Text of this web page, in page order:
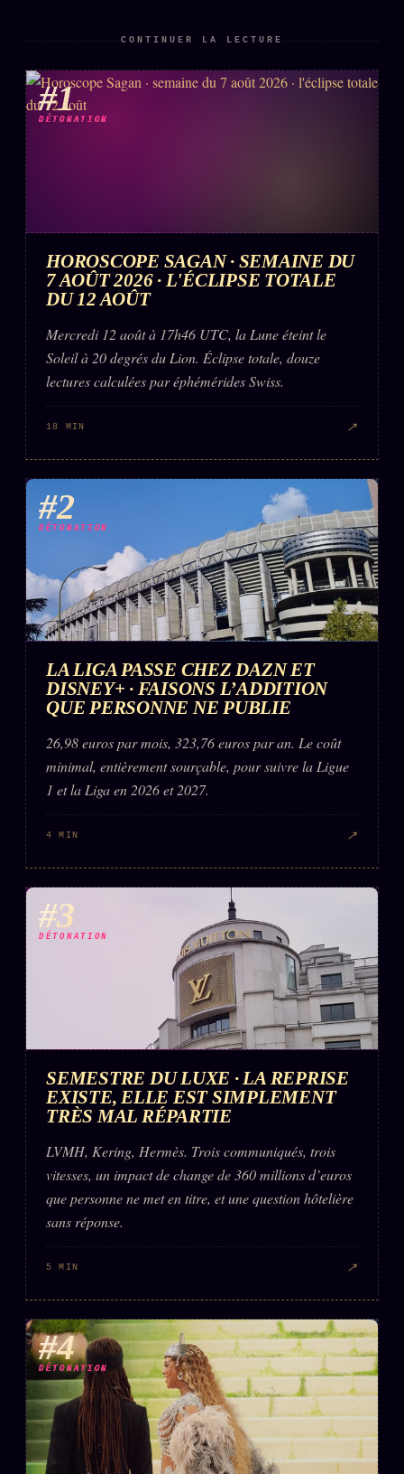
À propos
Founders
Who is who
Qui baise qui
Charte éditoriale
Studios
Words Radio
PRATIQUE + LÉGAL
Archive complète
Récents
À la une
Recherche ⌕
Soumettre un tip
Presse
Business
Mentions légales
llms.txt
CONTINUER LA LECTURE
#1
DÉTONATION
HOROSCOPE SAGAN · SEMAINE DU
7 AOÛT 2026 · L'ÉCLIPSE TOTALE
DU 12 AOÛT
Mercredi 12 août à 17h46 UTC, la Lune éteint le
Soleil à 20 degrés du Lion. Éclipse totale, douze
lectures calculées par éphémérides Swiss.
18 MIN ↗
#2
DÉTONATION
LA LIGA PASSE CHEZ DAZN ET
DISNEY+ · FAISONS L’ADDITION
QUE PERSONNE NE PUBLIE
26,98 euros par mois, 323,76 euros par an. Le coût
minimal, entièrement sourçable, pour suivre la Ligue
1 et la Liga en 2026 et 2027.
4 MIN ↗
#3
DÉTONATION
SEMESTRE DU LUXE · LA REPRISE
EXISTE, ELLE EST SIMPLEMENT
TRÈS MAL RÉPARTIE
LVMH, Kering, Hermès. Trois communiqués, trois
vitesses, un impact de change de 360 millions d’euros
que personne ne met en titre, et une question hôtelière
sans réponse.
5 MIN ↗
#4
DÉTONATION